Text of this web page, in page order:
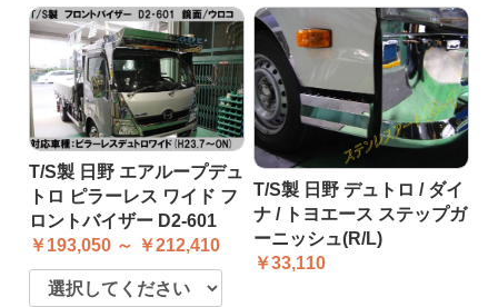
T/S製 日野 エアループデュ
トロ ピラーレス ワイド フ
ロントバイザー D2-601
￥193,050 ～ ￥212,410
T/S製 日野 デュトロ / ダイ
ナ / トヨエース ステップガ
ーニッシュ(R/L)
￥33,110